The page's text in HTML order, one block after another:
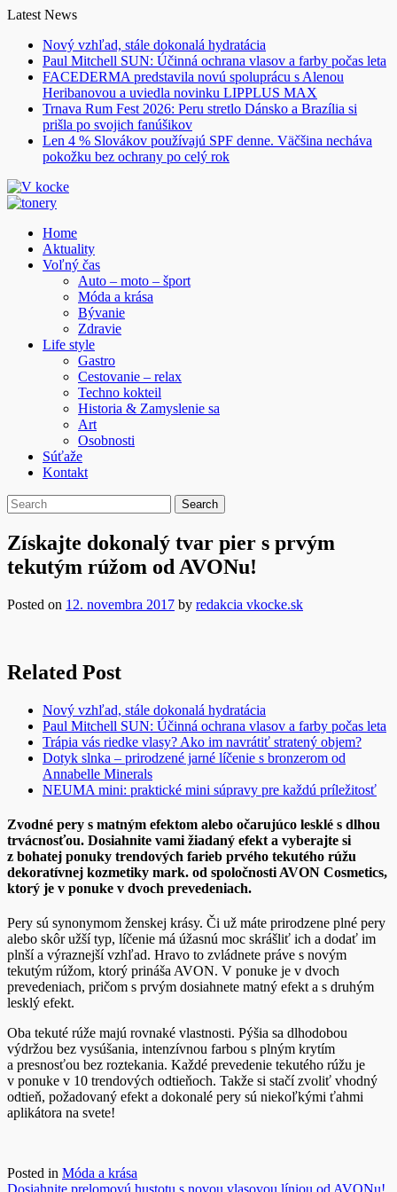
Skip
content
Latest News
Nový vzhľad, stále dokonalá hydratácia
Paul Mitchell SUN: Účinná ochrana vlasov a farby počas leta
FACEDERMA predstavila novú spoluprácu s Alenou
Heribanovou a uviedla novinku LIPPLUS MAX
Trnava Rum Fest 2026: Peru stretlo Dánsko a Brazília si
prišla po svojich fanúšikov
Len 4 % Slovákov používajú SPF denne. Väčšina necháva
pokožku bez ochrany po celý rok
Home
Aktuality
Voľný čas
Auto – moto – šport
Móda a krása
Bývanie
Zdravie
Life style
Gastro
Cestovanie – relax
Techno kokteil
Historia & Zamyslenie sa
Art
Osobnosti
Súťaže
Kontakt
Získajte dokonalý tvar pier s prvým
tekutým rúžom od AVONu!
Posted on 12. novembra 2017 by redakcia vkocke.sk
Related Post
Nový vzhľad, stále dokonalá hydratácia
Paul Mitchell SUN: Účinná ochrana vlasov a farby počas leta
Trápia vás riedke vlasy? Ako im navrátiť stratený objem?
Dotyk slnka – prirodzené jarné líčenie s bronzerom od
Annabelle Minerals
NEUMA mini: praktické mini súpravy pre každú príležitosť
Zvodné pery s matným efektom alebo očarujúco lesklé s dlhou
trvácnosťou. Dosiahnite vami žiadaný efekt a vyberajte si
z bohatej ponuky trendových farieb prvého tekutého rúžu
dekoratívnej kozmetiky mark. od spoločnosti AVON Cosmetics,
ktorý je v ponuke v dvoch prevedeniach.
Pery sú synonymom ženskej krásy. Či už máte prirodzene plné pery
alebo skôr užší typ, líčenie má úžasnú moc skrášliť ich a dodať im
plnší a výraznejší vzhľad. Hravo to zvládnete práve s novým
tekutým rúžom, ktorý prináša AVON. V ponuke je v dvoch
prevedeniach, pričom s prvým dosiahnete matný efekt a s druhým
lesklý efekt.
Oba tekuté rúže majú rovnaké vlastnosti. Pýšia sa dlhodobou
výdržou bez vysúšania, intenzívnou farbou s plným krytím
a presnosťou bez roztekania. Každé prevedenie tekutého rúžu je
v ponuke v 10 trendových odtieňoch. Takže si stačí zvoliť vhodný
odtieň, požadovaný efekt a dokonalé pery sú niekoľkými ťahmi
aplikátora na svete!
Posted in Móda a krása